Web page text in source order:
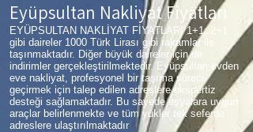
Eyüpsultan Nakliyat Fiyatları
EYÜPSULTAN NAKLİYAT FİYATLARI 1+1, 2+1
gibi daireler 1000 Türk Lirası gibi rakamlar ile
taşınmaktadır. Diğer büyük daireler için de
indirimler gerçekleştirilmektedir. Eyüpsultan evden
eve nakliyat, profesyonel bir taşıma süreci
geçirmek için talep edilen adreslere ekspertiz
desteği sağlamaktadır. Bu sayede eşyalara uygun
araçlar belirlenmekte ve tüm yükler tek seferde
adreslere ulaştırılmaktadır